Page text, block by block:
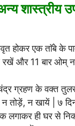
होकर एक ताॅबे
रखें और 11 बार ओम्
ग्रहण के वक्त
तोड़ें, न खायें | ७
लगाकर ही घर से